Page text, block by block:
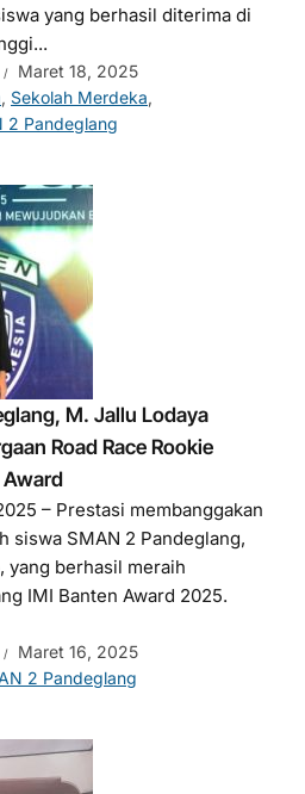
yang berhasil diterima di
Maret 18, 2025
, Sekolah Merdeka,
2 Pandeglang
M. Jallu Lodaya
Road Race Rookie
– Prestasi membanggakan
siswa SMAN 2 Pandeglang,
yang berhasil meraih
IMI Banten Award 2025.
Maret 16, 2025
2 Pandeglang